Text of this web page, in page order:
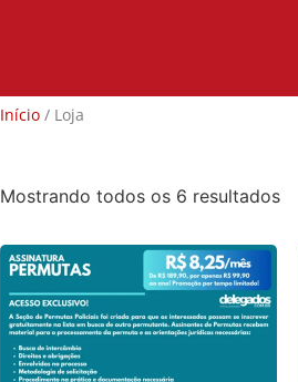
Início / Loja
Mostrando todos os 6 resultados